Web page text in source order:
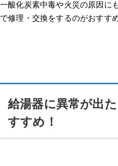
一酸化炭素中毒や火災の原因に
で修理・交換をするのがおすす
給湯器に異常が出
すすめ！